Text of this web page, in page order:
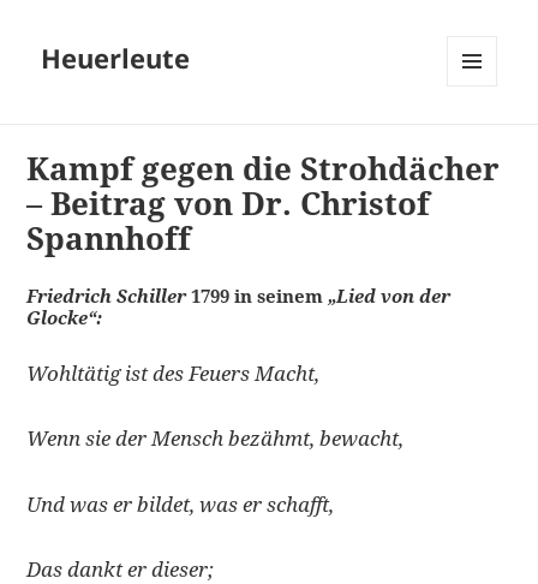
Heuerleute
Kampf gegen die Strohdächer
– Beitrag von Dr. Christof
Spannhoff
Friedrich Schiller1799 in seinem „Lied von der
Glocke“:
Wohltätig ist des Feuers Macht,
Wenn sie der Mensch bezähmt, bewacht,
Und was er bildet, was er schafft,
Das dankt er dieser;